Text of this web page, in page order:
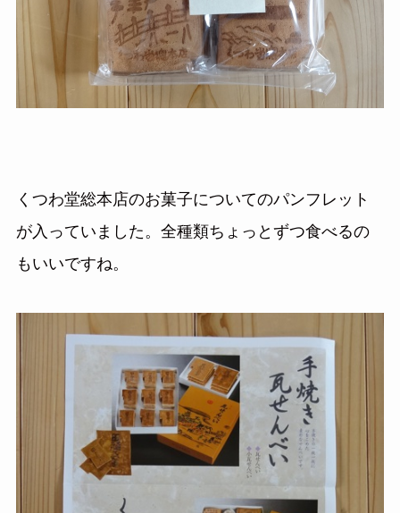
くつわ堂総本店のお菓子についてのパンフレット
が入っていました。全種類ちょっとずつ食べるの
もいいですね。